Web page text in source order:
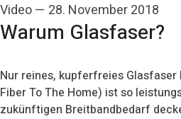
Video— 28. November 2018
Warum Glasfaser?
Nur reines, kupferfreies Glasfaser
Fiber To The Home) ist so
zukünftigen Breitbandbedarf